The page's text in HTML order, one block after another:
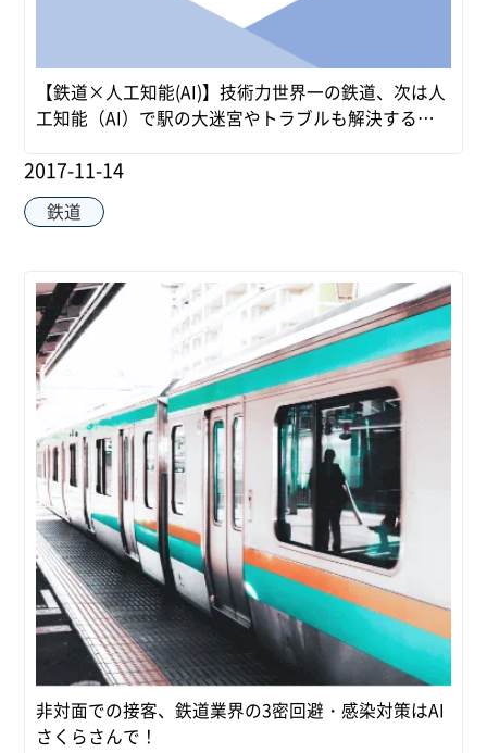
【鉄道×人工知能(AI)】技術力世界一の鉄道、次は人
工知能（AI）で駅の大迷宮やトラブルも解決する未
2017-11-14
鉄道
非対面での接客、鉄道業界の3密回避・感染対策はAI
さくらさんで！